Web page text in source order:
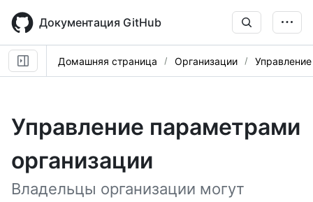
main
content
Документация GitHub
Домашняя страница Организации
Управление параметрами
организации
Владельцы организации могут